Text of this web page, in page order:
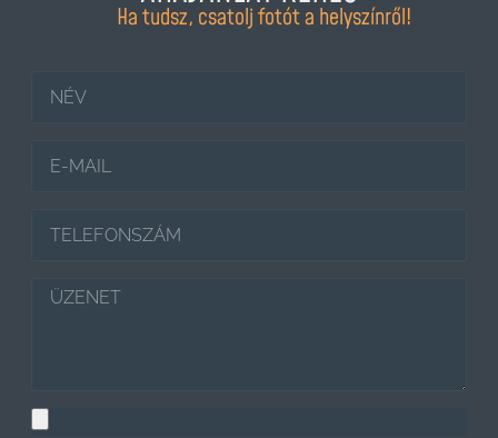
Ha tudsz, csatolj fotót a helyszínről!